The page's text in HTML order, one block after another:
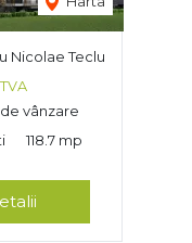
Nicolae Teclu
vânzare
118.7 mp